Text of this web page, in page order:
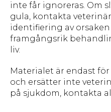
inte får ignoreras. Om
gula, kontakta
identifiering av
framgångsrik
liv.
Materialet är endast
och ersätter inte
på sjukdom, kontakta